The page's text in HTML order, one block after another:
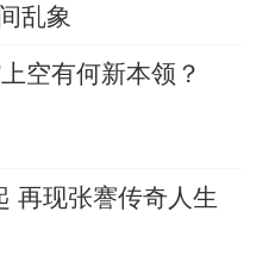
乱象
上空有何新本领？
再现张謇传奇人生